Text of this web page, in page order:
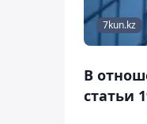
7kun.kz
В
статьи